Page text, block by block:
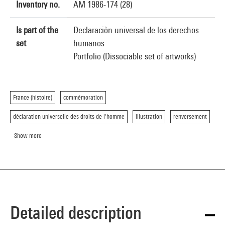
Inventory no. AM 1986-174 (28)
Is part of the
set
Declaraciòn universal de los derechos
humanos
Portfolio (Dissociable set of artworks)
France (histoire) commémoration
déclaration universelle des droits de l'homme illustration renversement
Show more
Detailed description